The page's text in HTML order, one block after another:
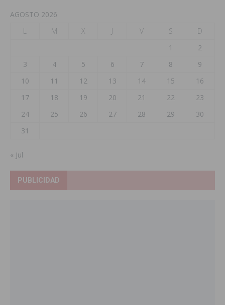
AGOSTO 2026
L
M X J V S
D
1
2
3
4 5 6 7 8
9
10
11 12 13 14 15
16
17
18 19 20 21 22
23
24
25 26 27 28 29
30
31
« Jul
PUBLICIDAD